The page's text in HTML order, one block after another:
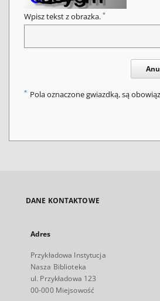
Wpisz tekst z obrazka. *
* Pola oznaczone gwiazdką, są
DANE KONTAKTOWE
Adres
Przykładowa Instytucja
Nasza Biblioteka
ul. Przykładowa 123
00-000 Miejsowość